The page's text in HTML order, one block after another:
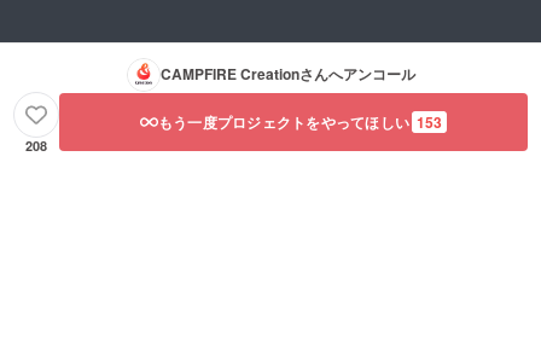
CAMPFIRE Creationさんへアンコール
208
もう一度プロジェクトをやってほしい 153